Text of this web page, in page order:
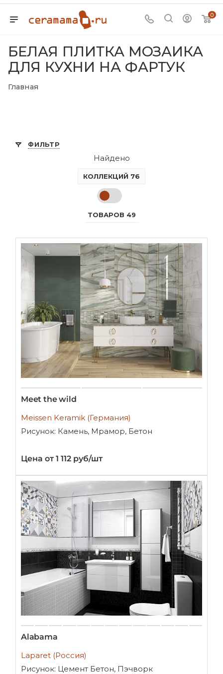
0
БЕЛАЯ ПЛИТКА МОЗАИКА
ДЛЯ КУХНИ НА ФАРТУК
Главная
ФИЛЬТР
Найдено
КОЛЛЕКЦИЙ 76
ТОВАРОВ 49
Meet the wild
Meissen Keramik (Германия)
Рисунок: Камень, Мрамор, Бетон
Цена от 1 112 руб/шт
Alabama
Laparet (Россия)
Рисунок: Цемент Бетон, Пэчворк